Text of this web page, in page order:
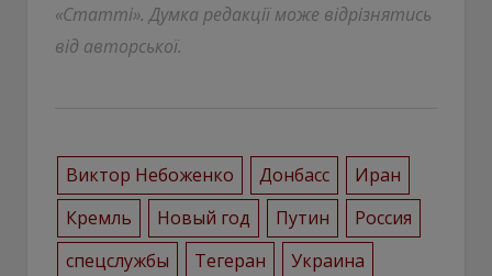
«Статті». Думка редакції може відрізнятись
від авторської.
Виктор Небоженко Донбасс
Иран
Кремль
Новый год Путин
Россия
спецслужбы
Тегеран Украина